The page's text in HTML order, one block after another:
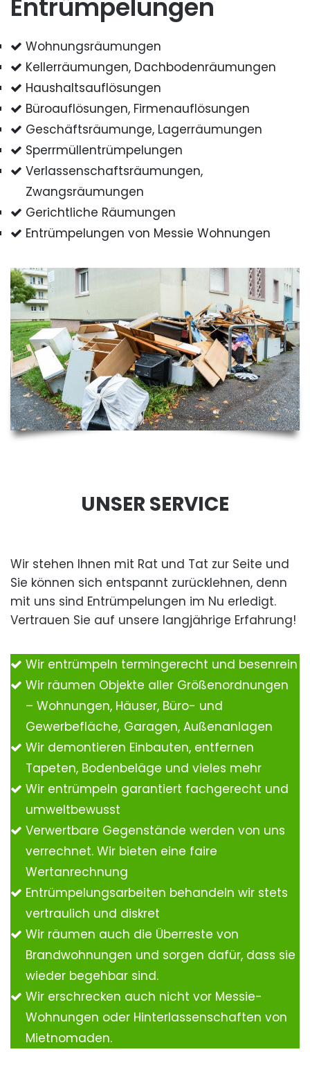
Entrümpelungen
Wohnungsräumungen
Kellerräumungen, Dachbodenräumungen
Haushaltsauflösungen
Büroauflösungen, Firmenauflösungen
Geschäftsräumunge, Lagerräumungen
Sperrmüllentrümpelungen
Verlassenschaftsräumungen,
Zwangsräumungen
Gerichtliche Räumungen
Entrümpelungen von Messie Wohnungen
UNSER SERVICE
Wir stehen Ihnen mit Rat und Tat zur Seite und
Sie können sich entspannt zurücklehnen, denn
mit uns sind Entrümpelungen im Nu erledigt.
Vertrauen Sie auf unsere langjährige Erfahrung!
Wir entrümpeln termingerecht und besenrein
Wir räumen Objekte aller Größenordnungen
– Wohnungen, Häuser, Büro- und
Gewerbefläche, Garagen, Außenanlagen
Wir demontieren Einbauten, entfernen
Tapeten, Bodenbeläge und vieles mehr
Wir entrümpeln garantiert fachgerecht und
umweltbewusst
Verwertbare Gegenstände werden von uns
verrechnet. Wir bieten eine faire
Wertanrechnung
Entrümpelungsarbeiten behandeln wir stets
vertraulich und diskret
Wir räumen auch die Überreste von
Brandwohnungen und sorgen dafür, dass sie
wieder begehbar sind.
Wir erschrecken auch nicht vor Messie-
Wohnungen oder Hinterlassenschaften von
Mietnomaden.